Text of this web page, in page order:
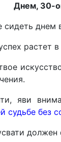
Днем, 30-
днем
растет в
яви
судьбе без
должен